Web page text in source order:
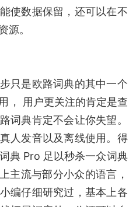
使数据保留，还可以在不
源。
只是欧路词典的其中一个
， 用户更关注的肯定是查
词典肯定不会让你失望。
人发音以及离线使用。得
典 Pro 足以秒杀一众词典
主流与部分小众的语言，
编仔细研究过，基本上各